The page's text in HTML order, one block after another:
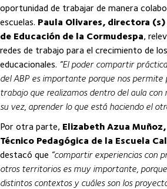
oportunidad de trabajar de manera
escuelas. Paula Olivares, directora
de Educación de la Cormudespa,
redes de trabajo para el crecimiento de
educacionales. “El poder compartir
del ABP es importante porque nos permite
trabajo que realizamos dentro del aula con
su vez, aprender lo que está haciendo el
Por otra parte, Elizabeth Azua
Técnico Pedagógica de la Escuela
destacó que “compartir experiencias con
otros territorios es muy importante,
distintos contextos y cuáles son los